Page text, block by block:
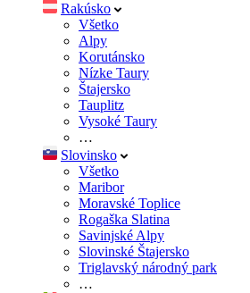
Rakúsko
Všetko
Alpy
Korutánsko
Nízke Taury
Štajersko
Tauplitz
Vysoké Taury
…
Slovinsko
Všetko
Maribor
Moravské Toplice
Rogaška Slatina
Savinjské Alpy
Slovinské Štajersko
Triglavský národný park
…